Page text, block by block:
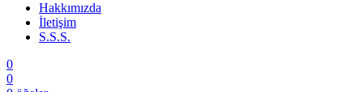
Hakkımızda
İletişim
S.S.S.
0
0